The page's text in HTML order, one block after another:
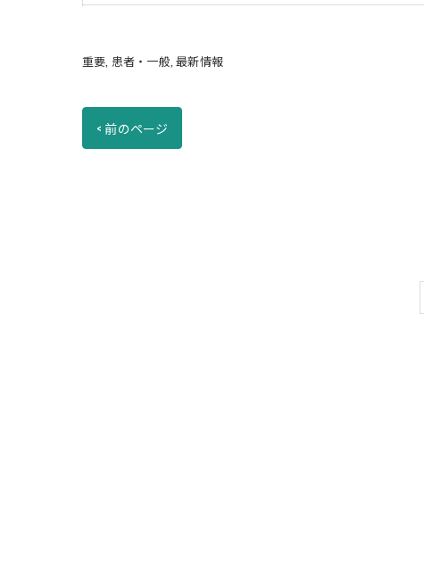
重要 患者・一般 最新情報
< 前のページ